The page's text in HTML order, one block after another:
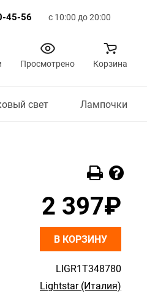
45-56 с 10:00 до 20:00
Просмотрено Корзина
свет Лампочки
LIGR1T348780
Lightstar (Италия)
2 397₽
В КОРЗИНУ